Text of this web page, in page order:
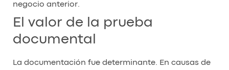
negocio anterior.
El valor de la prueba
documental
La documentación fue determinante. En causas de